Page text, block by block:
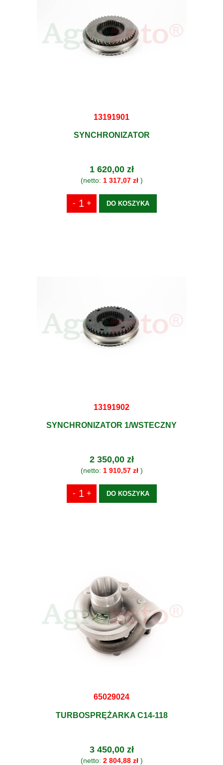
13191901
SYNCHRONIZATOR
1 620,00 zł
(netto: 1 317,07 zł)
DO KOSZYKA
13191902
SYNCHRONIZATOR 1/WSTECZNY
2 350,00 zł
(netto: 1 910,57 zł)
DO KOSZYKA
65029024
TURBOSPRĘŻARKA C14-118
3 450,00 zł
(netto: 2 804,88 zł)